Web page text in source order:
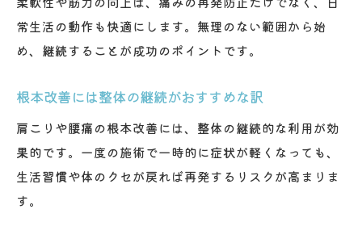
常生活の動作も快適にします。無理のない範囲から始
め、継続することが成功のポイントです。
根本改善には整体の継続がおすすめな訳
肩こりや腰痛の根本改善には、整体の継続的な利用が効
果的です。一度の施術で一時的に症状が軽くなっても、
生活習慣や体のクセが戻れば再発するリスクが高まりま
す。